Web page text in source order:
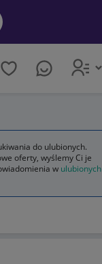
do ulubionych.
oferty, wyślemy Ci je
w ulubionych